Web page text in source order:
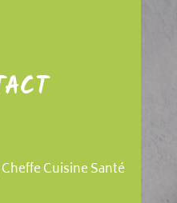
Cuisine Santé